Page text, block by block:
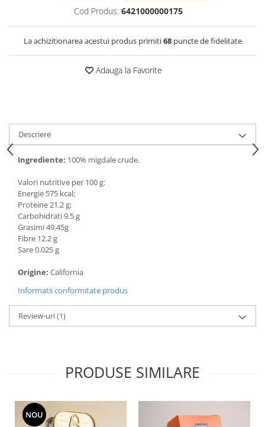
Cod Produs: 6421000000175
La achizitionarea acestui produs primiti68puncte de fidelitate
Adauga la Favorite
Descriere
Ingrediente: 100% migdale crude.
Valori nutritive per 100 g:
Energie 575 kcal;
Proteine 21.2 g;
Carbohidrati 9.5 g
Grasimi 49.45g
Fibre 12.2 g
Sare 0.025 g
Origine: California
Informatii conformitate produs
Review-uri(1)
PRODUSE SIMILARE
NOU